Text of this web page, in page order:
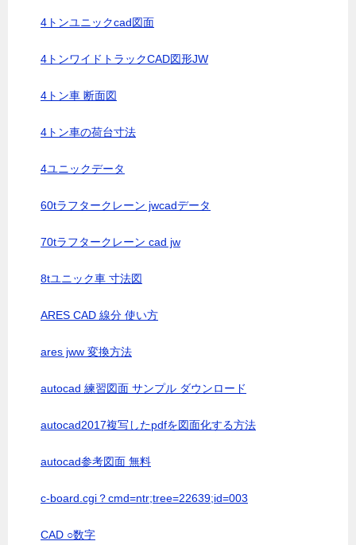
4トンユニックcad図面
4トンワイドトラックCAD図形JW
4トン車 断面図
4トン車の荷台寸法
4ユニックデータ
60tラフタークレーン jwcadデータ
70tラフタークレーン cad jw
8tユニック車 寸法図
ARES CAD 線分 使い方
ares jww 変換方法
autocad 練習図面 サンプル ダウンロード
autocad2017複写したpdfを図面化する方法
autocad参考図面 無料
c-board.cgi？cmd=ntr;tree=22639;id=003
CAD ○数字